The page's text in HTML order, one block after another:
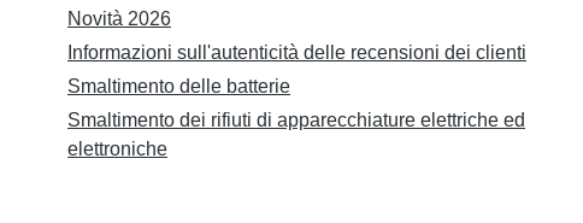
Novità 2026
Informazioni sull'autenticità delle recensioni dei clienti
Smaltimento delle batterie
Smaltimento dei rifiuti di apparecchiature elettriche ed
elettroniche